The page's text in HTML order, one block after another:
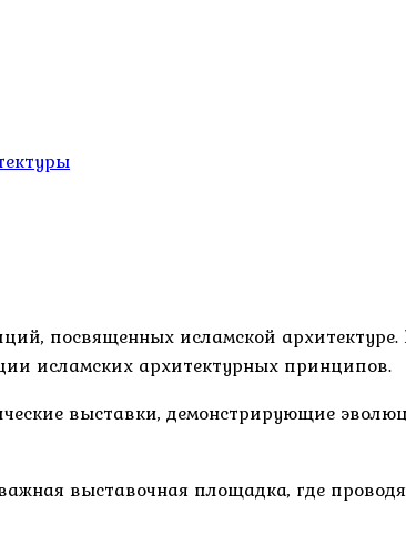
посвященных исламской
исламских архитектурных принципов.
выставки, демонстрирующие
выставочная площадка, где